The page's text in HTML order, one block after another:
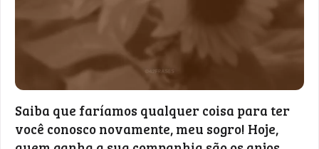
Saiba que faríamos qualquer coisa para ter
você conosco novamente, meu sogro! Hoje,